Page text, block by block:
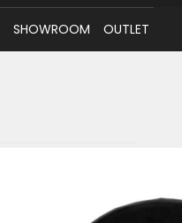
SHOWROOM OUTLET